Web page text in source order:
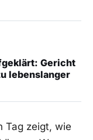
Gericht
lebenslanger
Tag zeigt, wie